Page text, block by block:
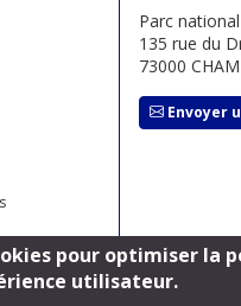
Parc
135 rue du
73000
Envoyer
pour optimiser la
utilisateur.